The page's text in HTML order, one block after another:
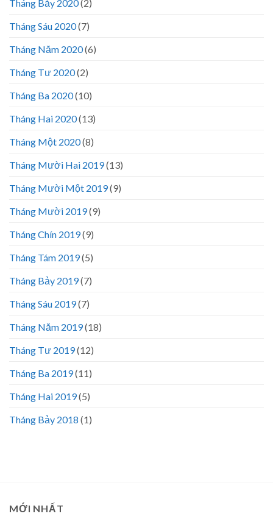
Tháng Bảy 2020(2)
Tháng Sáu 2020(7)
Tháng Năm 2020(6)
Tháng Tư 2020(2)
Tháng Ba 2020(10)
Tháng Hai 2020(13)
Tháng Một 2020(8)
Tháng Mười Hai 2019(13)
Tháng Mười Một 2019(9)
Tháng Mười 2019(9)
Tháng Chín 2019(9)
Tháng Tám 2019(5)
Tháng Bảy 2019(7)
Tháng Sáu 2019(7)
Tháng Năm 2019(18)
Tháng Tư 2019(12)
Tháng Ba 2019(11)
Tháng Hai 2019(5)
Tháng Bảy 2018 (1)
MỚI NHẤT